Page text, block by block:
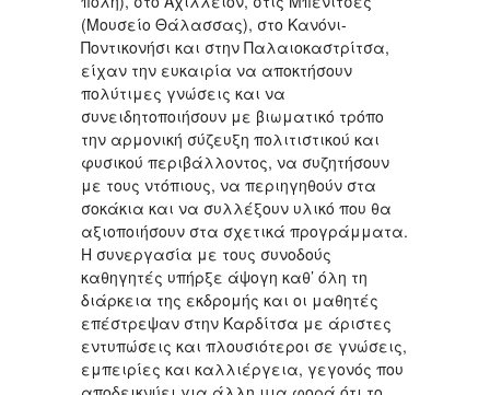
(Μουσείο Θάλασσας), στο Κανόνι-
Ποντικονήσι και στην Παλαιοκαστρίτσα,
είχαν την ευκαιρία να αποκτήσουν
πολύτιμες γνώσεις και να
συνειδητοποιήσουν με βιωματικό τρόπο
την αρμονική σύζευξη πολιτιστικού και
φυσικού περιβάλλοντος, να συζητήσουν
με τους ντόπιους, να περιηγηθούν στα
σοκάκια και να συλλέξουν υλικό που θα
αξιοποιήσουν στα σχετικά προγράμματα.
Η συνεργασία με τους συνοδούς
καθηγητές υπήρξε άψογη καθ’ όλη τη
διάρκεια της εκδρομής και οι μαθητές
επέστρεψαν στην Καρδίτσα με άριστες
εντυπώσεις και πλουσιότεροι σε γνώσεις,
εμπειρίες και καλλιέργεια, γεγονός που